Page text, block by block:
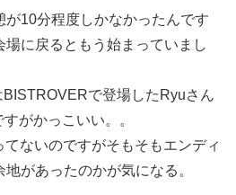
10分程度しかなかったんです
に戻るともう始まっていまし
BISTROVERで登場したRyuさん
がかっこいい。。
ないのですがそもそもエンディ
があったのかが気になる。